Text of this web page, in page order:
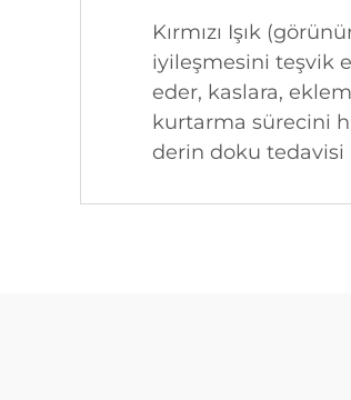
Kırmızı Işık
iyileşmesini teşvik
eder, kaslara,
kurtarma sürecini
derin doku tedavisi